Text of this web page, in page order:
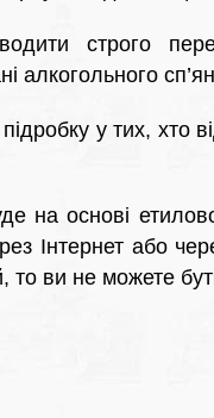
строго
алкогольного
у тих, хто
на основі
Інтернет або
то ви не можете